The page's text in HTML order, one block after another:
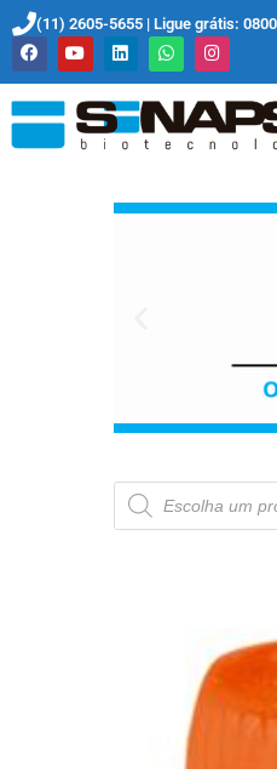
(11) 2605-5655 | Ligue grátis: